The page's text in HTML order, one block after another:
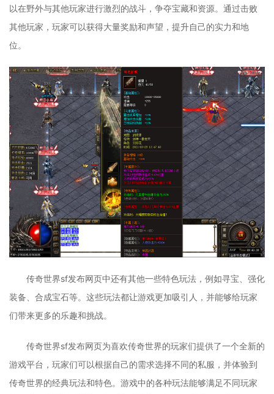
以在野外与其他玩家进行激烈的战斗，争夺宝藏和资源。通过击败
其他玩家，玩家可以获得大量奖励和声望，提升自己的实力和地
位。
传奇世界sf发布网页中还有其他一些特色玩法，例如寻宝、强化
装备、合成宝石等。这些玩法都让游戏更加吸引人，并能够给玩家
们带来更多的乐趣和挑战。
传奇世界sf发布网页为喜欢传奇世界的玩家们提供了一个全新的
游戏平台，玩家们可以根据自己的需求选择不同的私服，并体验到
传奇世界的经典玩法和特色。游戏中的各种玩法能够满足不同玩家